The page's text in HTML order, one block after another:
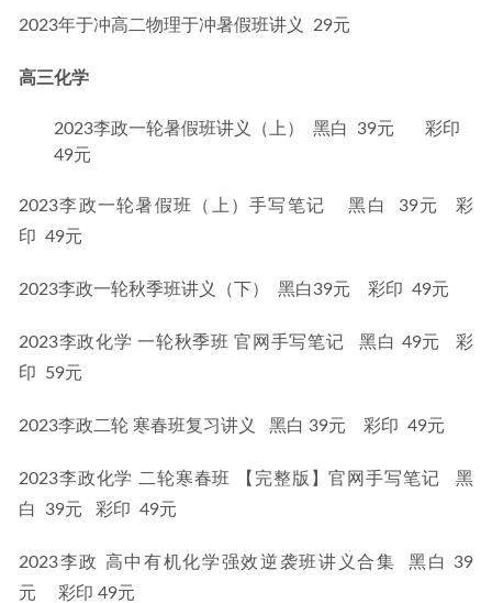
2023年于冲高二物理于冲暑假班讲义  29元
高三化学
2023李政一轮暑假班讲义（上） 黑白 39元 彩印
49元
2023李政一轮暑假班（上）手写笔记    黑白  39元   彩
印  49元
2023李政一轮秋季班讲义（下）  黑白39元    彩印  49元
2023李政化学 一轮秋季班 官网手写笔记   黑白 49元   彩
印  59元
2023李政二轮 寒春班复习讲义   黑白 39元    彩印  49元
2023李政化学 二轮寒春班 【完整版】官网手写笔记   黑
白  39元   彩印  49元
2023李政 高中有机化学强效逆袭班讲义合集  黑白 39
元     彩印 49元